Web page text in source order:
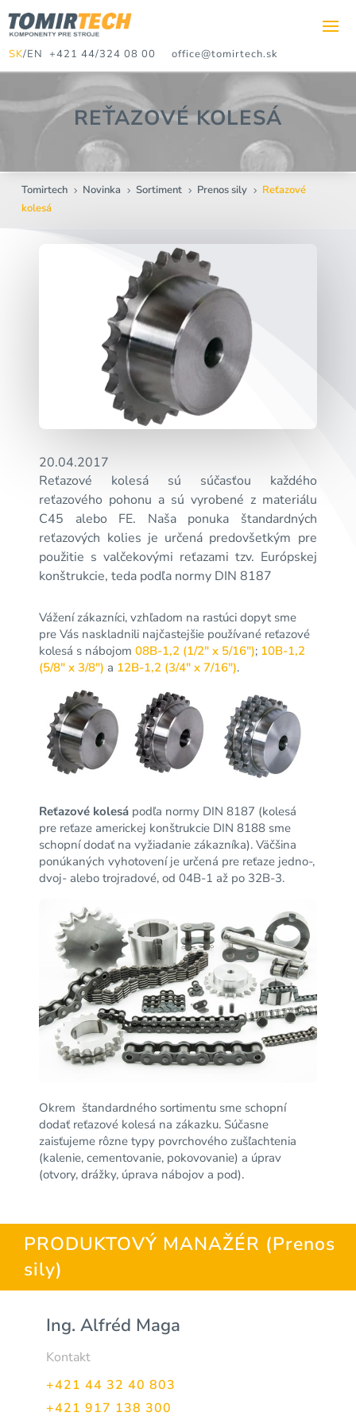
SK/EN +421 44/324 08 00 office@tomirtech.sk
REŤAZOVÉ KOLESÁ
Tomirtech 5 Novinka 5 Sortiment 5 Prenos sily 5
Reťazové
kolesá
20.04.2017
Reťazové kolesá sú súčasťou každého
reťazového pohonu a sú vyrobené z materiálu
C45 alebo FE. Naša ponuka štandardných
reťazových kolies je určená predovšetkým pre
použitie s valčekovými reťazami tzv. Európskej
konštrukcie, teda podľa normy DIN 8187
Vážení zákazníci, vzhľadom na rastúci dopyt sme
pre Vás naskladnili najčastejšie používané reťazové
kolesá s nábojom08B-1,2 (1/2″ x 5/16″); 10B-1,2
(5/8″ x 3/8″) a 12B-1,2 (3/4″ x 7/16″).
Reťazové kolesá podľa normy DIN 8187 (kolesá
pre reťaze americkej konštrukcie DIN 8188 sme
schopní dodať na vyžiadanie zákazníka). Väčšina
ponúkaných vyhotovení je určená pre reťaze jedno-,
dvoj- alebo trojradové, od 04B-1 až po 32B-3.
Okrem štandardného sortimentu sme schopní
dodať reťazové kolesá na zákazku. Súčasne
zaisťujeme rôzne typy povrchového zušľachtenia
(kalenie, cementovanie, pokovovanie) a úprav
(otvory, drážky, úprava nábojov a pod).
PRODUKTOVÝ MANAŽÉR (Prenos
sily)
Ing. Alfréd Maga
Kontakt
+421 44 32 40 803
+421 917 138 300